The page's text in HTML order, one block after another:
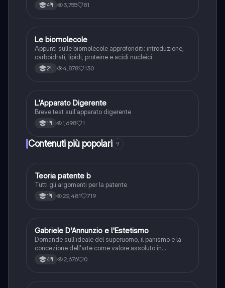
4ªl 3,755 81
Scienze
Le biomolecole
Appunti sulle biomolecole approfonditi: introduzione,
carboidrati, lipidi, proteine e acidi nucleici
2ªl 4,878 130
LScienze
L'Apparato Digerente
Breve test sull'apparato digerente
1ªl 1,698 1
Contenuti più popolari 9
Altro
Teoria patente b
Tutti gli argomenti per la patente
1ªl 22,481 719
GItaliano
Gabriele D'Annunzio e l'Estetismo
Domande sull'ideale del superuomo, il panismo e la
concezione dell'arte come valore assoluto in
D'Annunzio.
4ªl 2,676 0